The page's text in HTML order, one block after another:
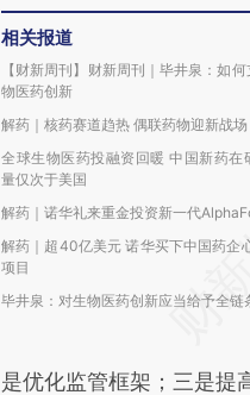
相关报道
【财新周刊】财新周刊｜毕井泉：如
物医药创新
解药｜核药赛道趋热 偶联药物迎新战场
全球生物医药投融资回暖 中国新药在
量仅次于美国
解药｜诺华礼来重金投资新一代
解药｜超40亿美元 诺华买下中国药企
项目
毕井泉：对生物医药创新应当给予全链
是优化监管框架；三是提